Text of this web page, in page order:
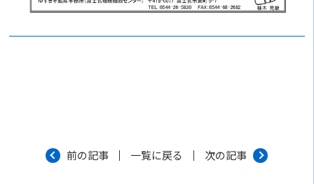
前の記事 一覧に戻る 次の記事